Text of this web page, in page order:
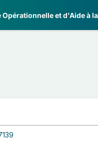
et d'Aide à